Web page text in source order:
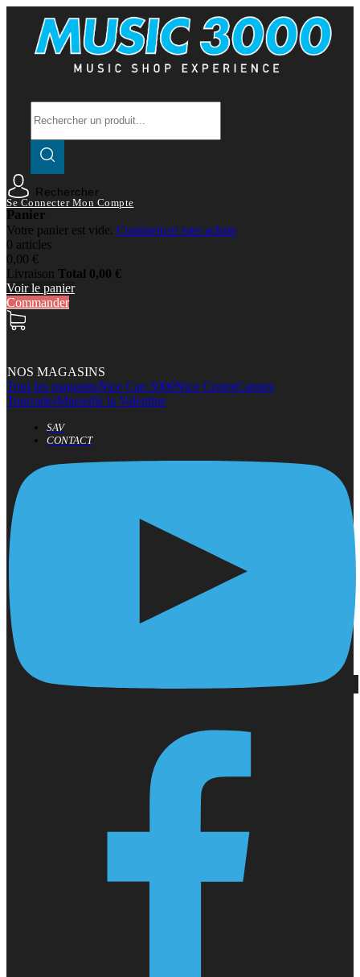
Rechercher
Se Connecter Mon Compte
Panier
Votre panier est vide. Commencer mes achats
0 articles
0,00 €
Livraison Total 0,00 €
Voir le panier
Commander
NOS MAGASINS
Tous les magasinsNice Cap 3000Nice CentreCannes
TourradesMarseille la Valentine
SAV
CONTACT